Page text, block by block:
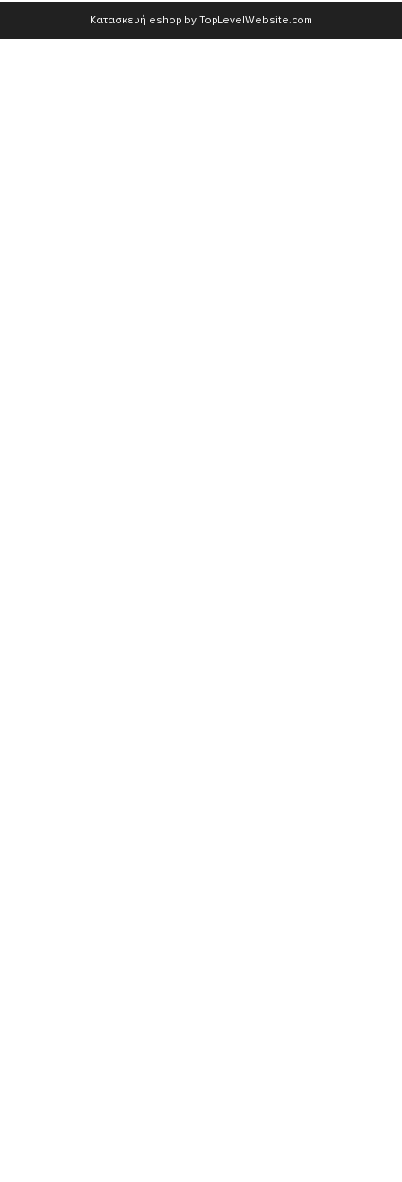
Κατασκευή eshop by TopLevelWebsite.com